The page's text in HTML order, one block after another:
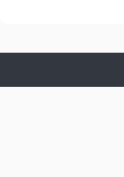
Culture Hopital